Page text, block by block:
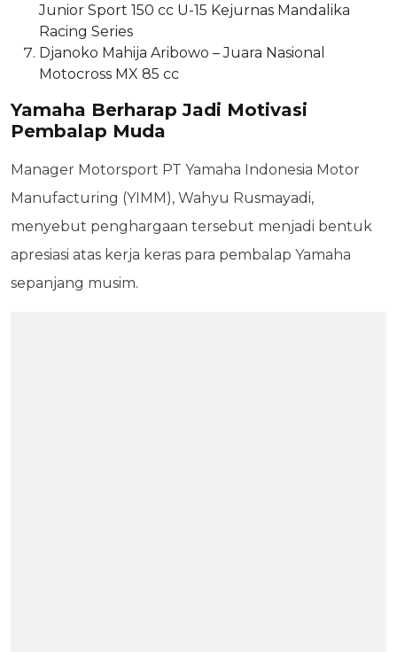
Junior Sport 150 cc U-15 Kejurnas Mandalika
Racing Series
Djanoko Mahija Aribowo – Juara Nasional
Motocross MX 85 cc
Yamaha Berharap Jadi Motivasi
Pembalap Muda
Manager Motorsport PT Yamaha Indonesia Motor
Manufacturing (YIMM), Wahyu Rusmayadi,
menyebut penghargaan tersebut menjadi bentuk
apresiasi atas kerja keras para pembalap Yamaha
sepanjang musim.